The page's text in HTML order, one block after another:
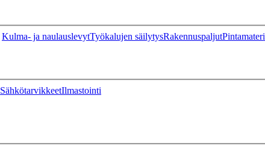
Kulma- ja naulauslevytTyökalujen säilytysRakennuspaljut
SähkötarvikkeetIlmastointi